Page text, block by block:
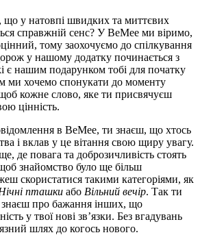
що у натовпі швидких та миттєвих
справжній сенс? У BeMee ми віримо,
тому заохочуємо до спілкування
у нашому додатку починається з
є нашим подарунком тобі для початку
ми хочемо спонукати до моменту
кожне слово, яке ти присвячуєш
цінність.
в BeMee, ти знаєш, що хтось
і вклав у це вітання свою щиру увагу.
де повага та доброзичливість стоять
знайомство було ще більш
скористатися такими категоріями, як
пташки або Вільний вечір. Так ти
знаєш про бажання інших, що
у твої нові зв’язки. Без вгадувань
шлях до когось нового.